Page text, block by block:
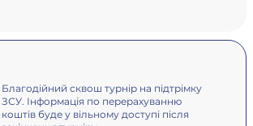
Благодійний сквош турнір на підтрімку
ЗСУ. Інформація по перерахуванню
коштів буде у вільному доступі після